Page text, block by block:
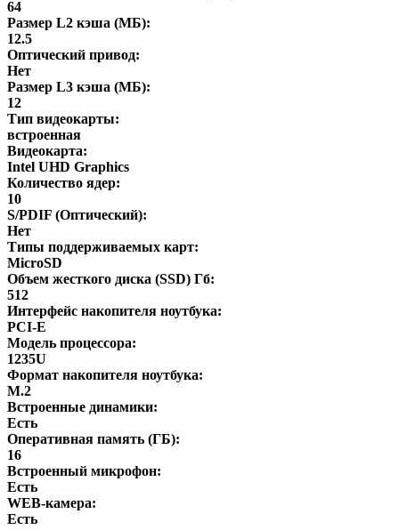
64
Размер L2 кэша (МБ):
12.5
Оптический привод:
Нет
Размер L3 кэша (МБ):
12
Тип видеокарты:
встроенная
Видеокарта:
Intel UHD Graphics
Количество ядер:
10
S/PDIF (Оптический):
Нет
Типы поддерживаемых карт:
MicroSD
Объем жесткого диска (SSD) Гб:
512
Интерфейс накопителя ноутбука:
PCI-E
Модель процессора:
1235U
Формат накопителя ноутбука:
M.2
Встроенные динамики:
Есть
Оперативная память (ГБ):
16
Встроенный микрофон:
Есть
WEB-камера:
Есть